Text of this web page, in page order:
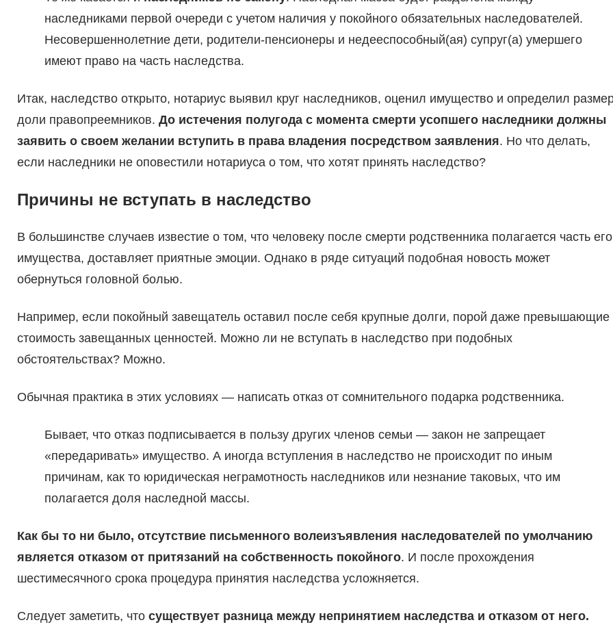
наследниками первой очереди с учетом наличия у покойного обязательных наследователей.
Несовершеннолетние дети, родители-пенсионеры и недееспособный(ая) супруг(а) умершего
имеют право на часть наследства.
Итак, наследство открыто, нотариус выявил круг наследников, оценил имущество и определил
доли правопреемников. До истечения полугода с момента смерти усопшего наследники должны
заявить о своем желании вступить в права владения посредством заявления. Но что делать,
если наследники не оповестили нотариуса о том, что хотят принять наследство?
Причины не вступать в наследство
В большинстве случаев известие о том, что человеку после смерти родственника полагается часть его
имущества, доставляет приятные эмоции. Однако в ряде ситуаций подобная новость может
обернуться головной болью.
Например, если покойный завещатель оставил после себя крупные долги, порой даже превышающие
стоимость завещанных ценностей. Можно ли не вступать в наследство при подобных
обстоятельствах? Можно.
Обычная практика в этих условиях — написать отказ от сомнительного подарка родственника.
Бывает, что отказ подписывается в пользу других членов семьи — закон не запрещает
«передаривать» имущество. А иногда вступления в наследство не происходит по иным
причинам, как то юридическая неграмотность наследников или незнание таковых, что им
полагается доля наследной массы.
Как бы то ни было, отсутствие письменного волеизъявления наследователей по умолчанию
является отказом от притязаний на собственность покойного. И после прохождения
шестимесячного срока процедура принятия наследства усложняется.
Следует заметить, что существует разница между непринятием наследства и отказом от него.